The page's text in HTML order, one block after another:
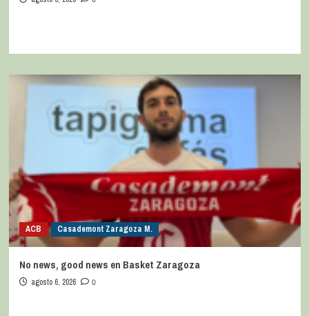
ACB Casademont Zaragoza M.
No news, good news en Basket Zaragoza
agosto 6, 2026 0